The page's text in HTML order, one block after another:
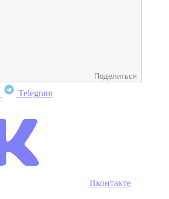
Поделиться
Telegram
Вконтакте